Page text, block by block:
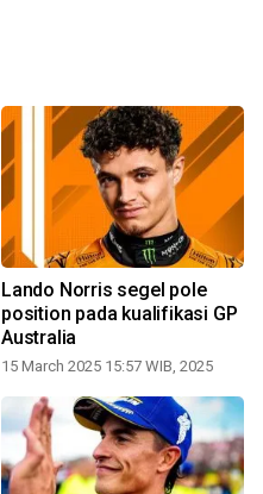
Lando Norris segel pole
position pada kualifikasi GP
Australia
15 March 2025 15:57 WIB, 2025